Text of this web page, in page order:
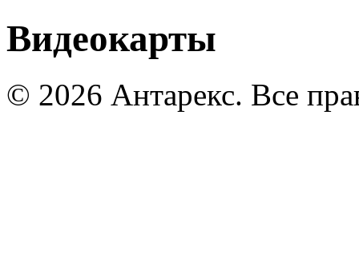
Видеокарты
© 2026 Антарекс. Все